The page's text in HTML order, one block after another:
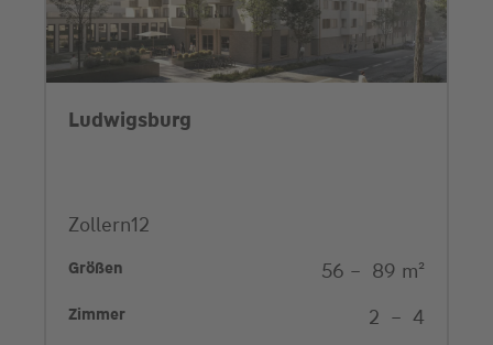
Ludwigsburg
Zollern12
Größen 56 – 89 m²
Zimmer 2 – 4